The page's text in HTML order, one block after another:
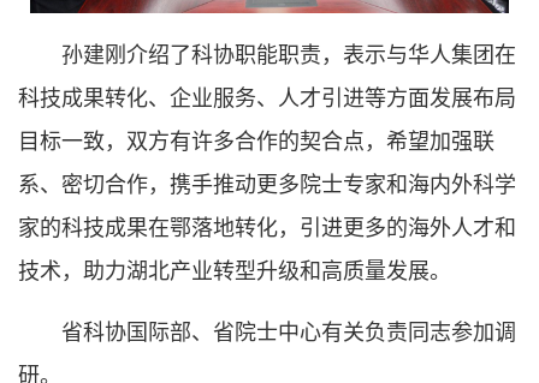
孙建刚介绍了科协职能职责，表示与华人集团在
科技成果转化、企业服务、人才引进等方面发展布局
目标一致，双方有许多合作的契合点，希望加强联
系、密切合作，携手推动更多院士专家和海内外科学
家的科技成果在鄂落地转化，引进更多的海外人才和
技术，助力湖北产业转型升级和高质量发展。
省科协国际部、省院士中心有关负责同志参加调
研。